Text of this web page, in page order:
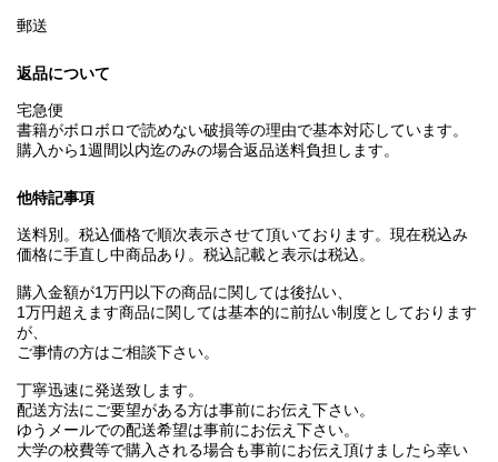
郵送
返品について
宅急便
書籍がボロボロで読めない破損等の理由で基本対応しています。
購入から1週間以内迄のみの場合返品送料負担します。
他特記事項
送料別。税込価格で順次表示させて頂いております。現在税込み
価格に手直し中商品あり。税込記載と表示は税込。
購入金額が1万円以下の商品に関しては後払い、
1万円超えます商品に関しては基本的に前払い制度としております
が、
ご事情の方はご相談下さい。
丁寧迅速に発送致します。
配送方法にご要望がある方は事前にお伝え下さい。
ゆうメールでの配送希望は事前にお伝え下さい。
大学の校費等で購入される場合も事前にお伝え頂けましたら幸い